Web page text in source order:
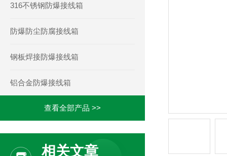
316不锈钢防爆接线箱
防爆防尘防腐接线箱
钢板焊接防爆接线箱
铝合金防爆接线箱
查看全部产品 >>
相关文章